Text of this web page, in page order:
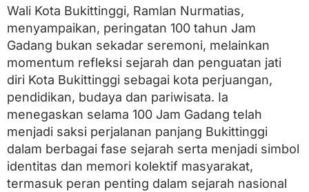
1
0
0
T
a
h
u
n
J
a
m
G
a
d
a
Wali Kota Bukittinggi, Ramlan Nurmatias,
menyampaikan, peringatan 100 tahun Jam
Gadang bukan sekadar seremoni, melainkan
momentum refleksi sejarah dan penguatan jati
diri Kota Bukittinggi sebagai kota perjuangan,
pendidikan, budaya dan pariwisata. Ia
menegaskan selama 100 Jam Gadang telah
menjadi saksi perjalanan panjang Bukittinggi
dalam berbagai fase sejarah serta menjadi simbol
identitas dan memori kolektif masyarakat,
termasuk peran penting dalam sejarah nasional